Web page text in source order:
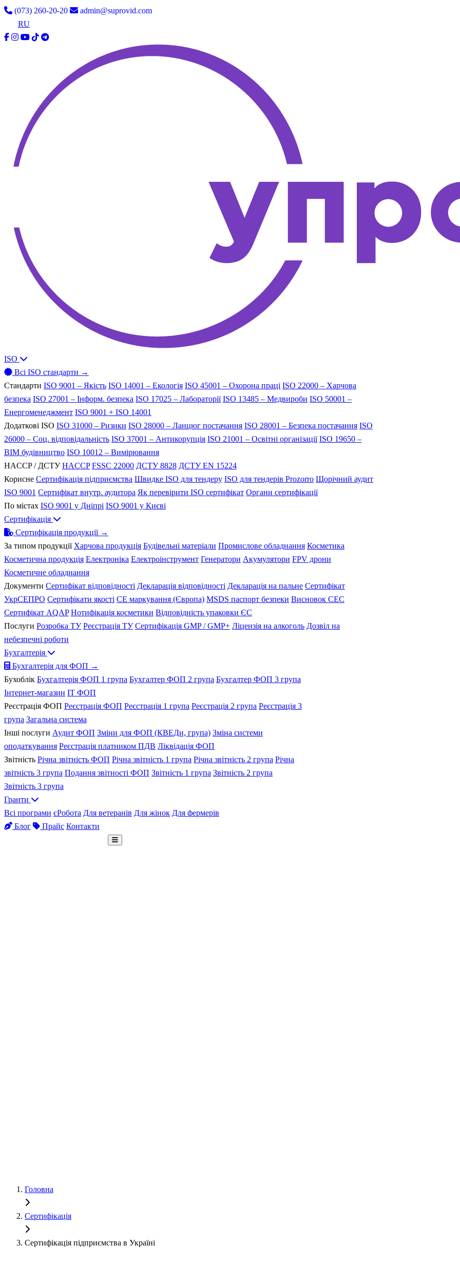
(073) 260-20-20
admin@suprovid.com
RU
ISO
Всі ISO стандарти →
Стандарти ISO 9001 – Якість ISO 14001 – Екологія ISO 45001 – Охорона праці ISO 22000 – Харчова
безпека ISO 27001 – Інформ. безпека ISO 17025 – Лабораторії ISO 13485 – Медвироби ISO 50001 –
Енергоменеджмент ISO 9001 + ISO 14001
Додаткові ISO ISO 31000 – Ризики ISO 28000 – Ланцюг постачання ISO 28001 – Безпека постачання ISO
26000 – Соц. відповідальність ISO 37001 – Антикорупція ISO 21001 – Освітні організації ISO 19650 –
BIM будівництво ISO 10012 – Вимірювання
HACCP / ДСТУ HACCP FSSC 22000 ДСТУ 8828 ДСТУ EN 15224
Корисне Сертифікація підприємства Швидке ISO для тендеру ISO для тендерів Prozorro Щорічний аудит
ISO 9001 Сертифікат внутр. аудитора Як перевірити ISO сертифікат Органи сертифікації
По містах ISO 9001 у Дніпрі ISO 9001 у Києві
Сертифікація
Сертифікація продукції →
За типом продукції Харчова продукція Будівельні матеріали Промислове обладнання Косметика
Косметична продукція Електроніка Електроінструмент Генератори Акумулятори FPV дрони
Косметичне обладнання
Документи Сертифікат відповідності Декларація відповідності Декларація на пальне Сертифікат
УкрСЕПРО Сертифікати якості CE маркування (Європа) MSDS паспорт безпеки Висновок СЕС
Сертифікат AQAP Нотифікація косметики Відповідність упаковки ЄС
Послуги Розробка ТУ Реєстрація ТУ Сертифікація GMP / GMP+ Ліцензія на алкоголь Дозвіл на
небезпечні роботи
Бухгалтерія
Бухгалтерія для ФОП →
Бухоблік Бухгалтерія ФОП 1 група Бухгалтер ФОП 2 група Бухгалтер ФОП 3 група
Інтернет-магазин IT ФОП
Реєстрація ФОП Реєстрація ФОП Реєстрація 1 група Реєстрація 2 група Реєстрація 3
група Загальна система
Інші послуги Аудит ФОП Зміни для ФОП (КВЕДи, група) Зміна системи
оподаткування Реєстрація платником ПДВ Ліквідація ФОП
Звітність Річна звітність ФОП Річна звітність 1 група Річна звітність 2 група Річна
звітність 3 група Подання звітності ФОП Звітність 1 група Звітність 2 група
Звітність 3 група
Гранти
Всі програми єРобота Для ветеранів Для жінок Для фермерів
Блог
Прайс Контакти
Головна
Сертифікація
Сертифікація підприємства в Україні